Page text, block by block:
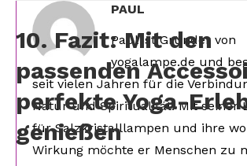
10. Fazit: Mit den
passenden
perfekte Yoga-
genießen
PAUL
Paul ist Gründer von
yogalampe.de und
seit vielen Jahren für die
Natur und Spiritualität. Mit seiner
für Salzkristalllampen und ihre
Wirkung möchte er Menschen zu